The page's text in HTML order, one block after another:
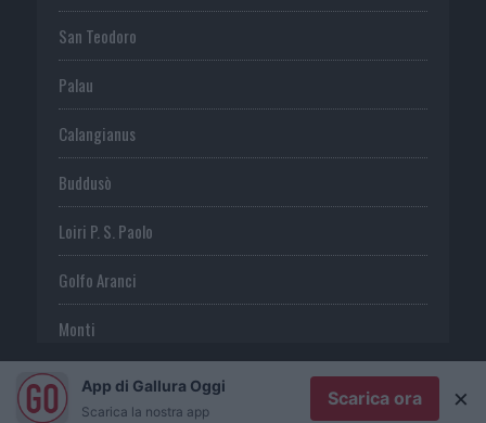
San Teodoro
Palau
Calangianus
Buddusò
Loiri P. S. Paolo
Golfo Aranci
Monti
TeltiApp di Gallura Oggi
Scarica la nostra app
Scarica ora ×